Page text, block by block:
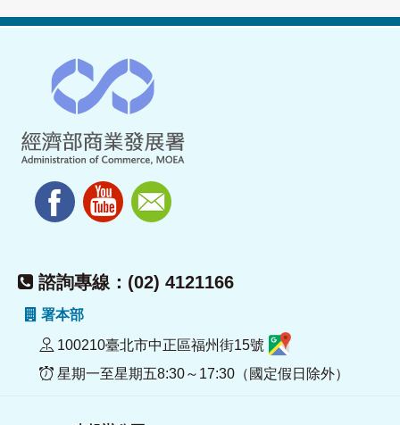
諮詢專線：(02) 4121166
署本部
100210臺北市中正區福州街15號
星期一至星期五8:30～17:30（國定假日除外）